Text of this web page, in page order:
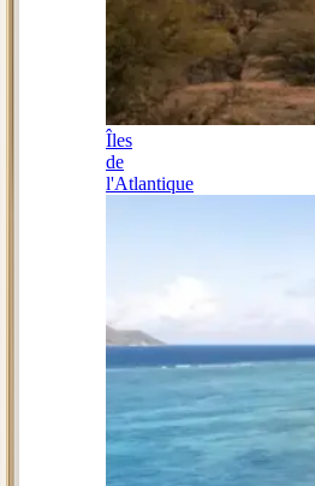
Îles
de
l'Atlantique